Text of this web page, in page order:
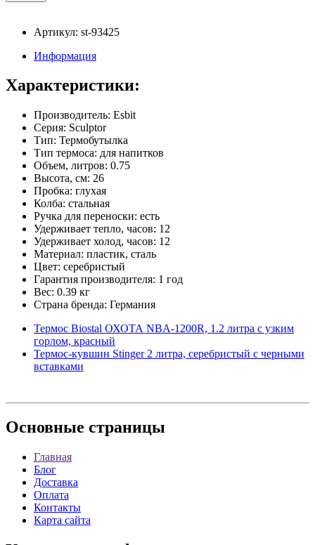
Артикул: st-93425
Информация
Характеристики:
Производитель: Esbit
Серия: Sculptor
Тип: Термобутылка
Тип термоса: для напитков
Объем, литров: 0.75
Высота, см: 26
Пробка: глухая
Колба: стальная
Ручка для переноски: есть
Удерживает тепло, часов: 12
Удерживает холод, часов: 12
Материал: пластик, сталь
Цвет: серебристый
Гарантия производителя: 1 год
Вес: 0.39 кг
Страна бренда: Германия
Термос Biostal ОХОТА NBА-1200R, 1.2 литра с узким
горлом, красный
Термос-кувшин Stinger 2 литра, серебристый с черными
вставками
Основные страницы
Главная
Блог
Доставка
Оплата
Контакты
Карта сайта